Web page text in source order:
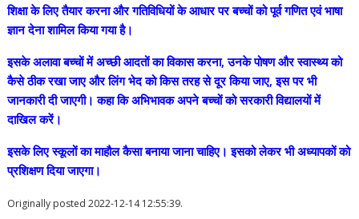
शिक्षा के लिए तैयार करना और गतिविधियों के आधार पर बच्चों को पूर्व गणित एवं भाषा
ज्ञान देना शामिल किया गया है।
इसके अलावा बच्चों में अच्छी आदतों का विकास करना, उनके पोषण और स्वास्थ्य को
कैसे ठीक रखा जाए और लिंग भेद को किस तरह से दूर किया जाए, इस पर भी
जानकारी दी जाएगी। कहा कि अभिभावक अपने बच्चों को सरकारी विद्यालयों में
दाखिल करें।
इसके लिए स्कूलों का माहौल कैसा बनाया जाना चाहिए। इसको लेकर भी अध्यापकों को
प्रशिक्षण दिया जाएगा।
Originally posted 2022-12-14 12:55:39.